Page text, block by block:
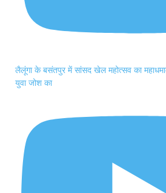
लैलूंगा के बसंतपुर में सांसद खेल महोत्सव का
युवा जोश का